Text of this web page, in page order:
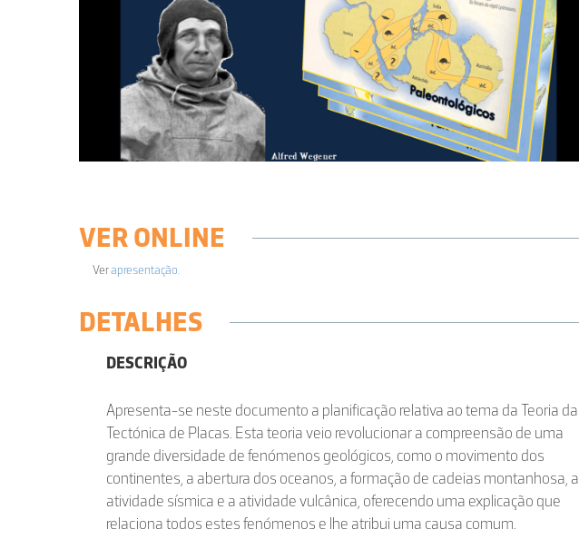
VER ONLINE
Verapresentação.
DETALHES
DESCRIÇÃO
Apresenta-se neste documento a planificação relativa ao tema da Teoria da
Tectónica de Placas. Esta teoria veio revolucionar a compreensão de uma
grande diversidade de fenómenos geológicos, como o movimento dos
continentes, a abertura dos oceanos, a formação de cadeias montanhosa, a
atividade sísmica e a atividade vulcânica, oferecendo uma explicação que
relaciona todos estes fenómenos e lhe atribui uma causa comum.